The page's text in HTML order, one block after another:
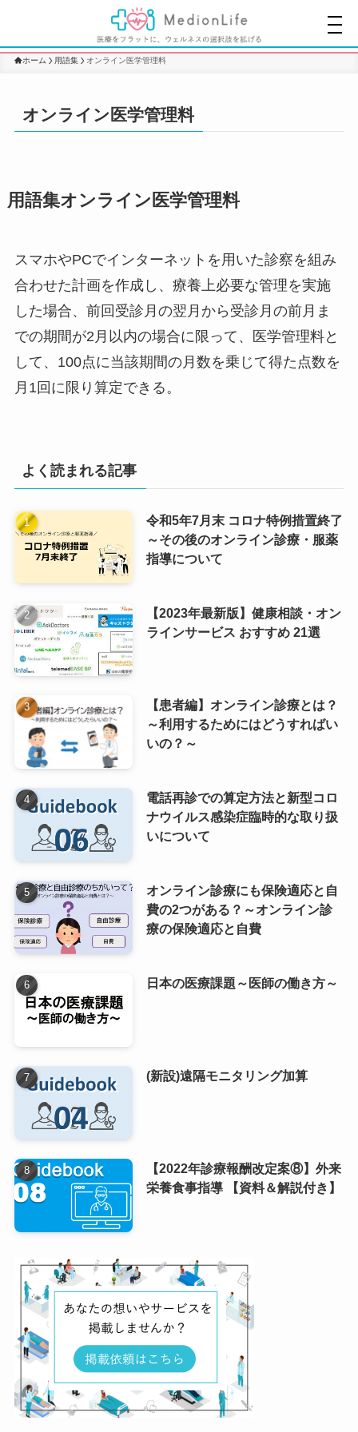
ホーム 用語集 オンライン医学管理料
オンライン医学管理料
用語集オンライン医学管理料
スマホやPCでインターネットを用いた診察を組み
合わせた計画を作成し、療養上必要な管理を実施
した場合、前回受診月の翌月から受診月の前月ま
での期間が2月以内の場合に限って、医学管理料と
して、100点に当該期間の月数を乗じて得た点数を
月1回に限り算定できる。
よく読まれる記事
令和5年7月末 コロナ特例措置終了
～その後のオンライン診療・服薬
指導について
【2023年最新版】健康相談・オン
ラインサービス おすすめ 21選
【患者編】オンライン診療とは？
～利用するためにはどうすればい
いの？～
電話再診での算定方法と新型コロ
ナウイルス感染症臨時的な取り扱
いについて
オンライン診療にも保険適応と自
費の2つがある？～オンライン診
療の保険適応と自費
日本の医療課題～医師の働き方～
(新設)遠隔モニタリング加算
【2022年診療報酬改定案⑧】外来
栄養食事指導 【資料＆解説付き】